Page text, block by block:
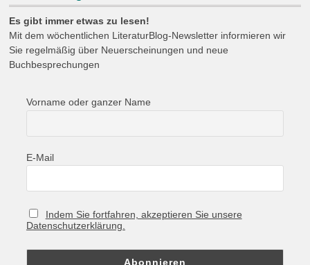
Es gibt immer etwas zu lesen!
Mit dem wöchentlichen LiteraturBlog-Newsletter informieren wir
Sie regelmäßig über Neuerscheinungen und neue
Buchbesprechungen
Vorname oder ganzer Name
E-Mail
Indem Sie fortfahren, akzeptieren Sie unsere
Datenschutzerklärung.